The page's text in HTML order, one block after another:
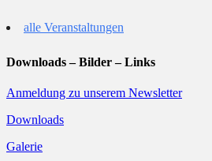
alle Veranstaltungen
Downloads – Bilder – Links
Anmeldung zu unserem Newsletter
Downloads
Galerie